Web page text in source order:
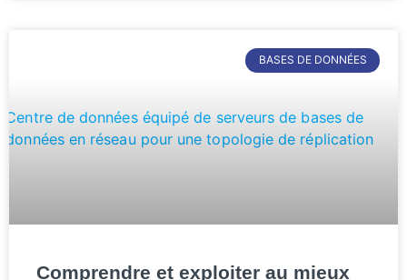
BASES DE DONNÉES
Comprendre et exploiter au mieux